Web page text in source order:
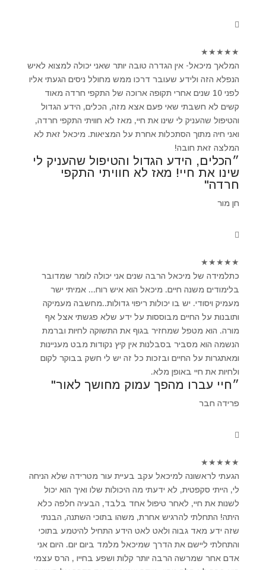
★
★
★
★
★
המלאך מיכאל- אין הגדרה טובה יותר שאני יכולה למצוא לאיש
הנפלא הזה ולידע שעובר דרכו ממש מחולל ניסים הגעתי אליו
לפני 10 שנים אחרי תקופה ארוכה של התקפי חרדה מאוד
קשים לא חשבתי שאי פעם אצא מזה, הכלים, הידע הגדול
והטיפול שהעניק לי שינו את חיי, מאז לא חוויתי התקפי חרדה,
ואני חיה מתוך הסתכלות אחרת על המציאות. מיכאל זאת לא
המלצה זאת חובה!
״הכלים, הידע הגדול והטיפול שהעניק לי
שינו את חיי! מאז לא חוויתי התקפי
חרדה"
חן מור
★
★
★
★
★
כתלמידה של מיכאל הרבה שנים אני יכולה לומר שמדובר
בלימודים משנה חיים. מיכאל הוא איש רוח... אמיתי ישר
מעמיק ויסודי. יש בו יכולות ריפוי גדולות..מחשבה מעמיקה
ותובנות על החיים מבוססות על ידע שלא פגשתי אצל אף
מורה. הוא מטפל שמחזיר בגוף את התשוקה לחיות וברמת
הנשמה הוא מסביר בסבלנות אין קיץ נקודות מבט מעניינות
ומאתגרות על החיים ובזכות כל זה יש לי חשק בבוקר לקום
ולחיות את חיי באופן מלא.
״חיי עברו מהפך עמוק מחושך לאור"
פרידה חבר
★
★
★
★
★
הגעתי לראשונה למיכאל עקב בעיית עור מטרידה שלא הניחה
לי, הייתי סקפטית, לא ידעתי מה היכולות שלו ואיך הוא יכול
לשנות את חיי, לאחר טיפול אחד בלבד, הבעיה חלפה כלא
היתה! התחלתי להרגיש אחרת, משהו בתוכי השתנה, הבנתי
שזה ידע מאד גבוה ולאט לאט הידע התחיל להיטמע בתוכי
והתחלתי ליישם את הדרך שמיכאל מלמד ביום יום. היום אני
אדם אחר שמרשה הרבה יותר קלות ושפע בחייו , הרס עצמי